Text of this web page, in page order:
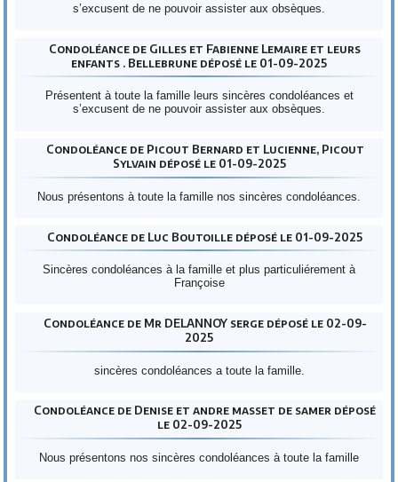
s’excusent de ne pouvoir assister aux obsèques.
Condoléance de Gilles et Fabienne Lemaire et leurs
enfants . Bellebrune déposé le 01-09-2025
Présentent à toute la famille leurs sincères condoléances et
s’excusent de ne pouvoir assister aux obsèques.
Condoléance de Picout Bernard et Lucienne, Picout
Sylvain déposé le 01-09-2025
Nous présentons à toute la famille nos sincères condoléances.
Condoléance de Luc Boutoille déposé le 01-09-2025
Sincères condoléances à la famille et plus particuliérement à
Françoise
Condoléance de Mr DELANNOY serge déposé le 02-09-
2025
sincères condoléances a toute la famille.
Condoléance de Denise et andre masset de samer déposé
le 02-09-2025
Nous présentons nos sincères condoléances à toute la famille